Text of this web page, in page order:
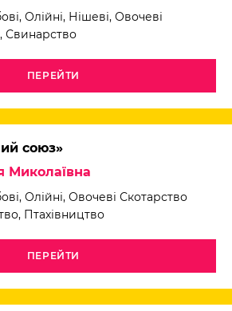
Олійні, Нішеві, Овочеві
Свинарство
ПЕРЕЙТИ
союз»
Миколаївна
Олійні, Овочеві Скотарство
Птахівництво
ПЕРЕЙТИ